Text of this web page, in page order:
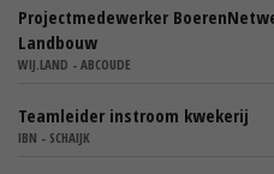
Projectmedewerker
Landbouw
WIJ.LAND - ABCOUDE
Teamleider instroom kwekerij
IBN - SCHAIJK